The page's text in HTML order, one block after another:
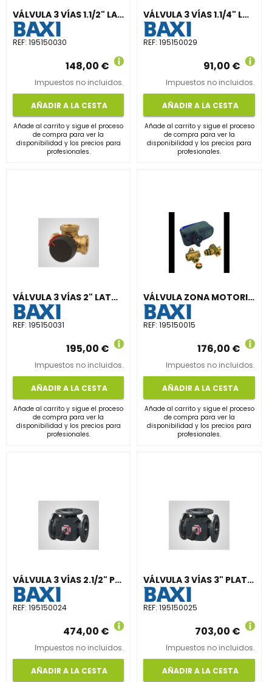
VÁLVULA 3 VÍAS 1.1/2" LATÓN ROSCA H
REF: 195150030
148,00 €
Impuestos no incluidos.
AÑADIR A LA CESTA
Añade al carrito y sigue el proceso
de compra para ver la
disponibilidad y los precios para
profesionales.
VÁLVULA 3 VÍAS 1.1/4" LATÓN ROSCA H
REF:195150029
91,00 €
Impuestos no incluidos.
AÑADIR A LA CESTA
Añade al carrito y sigue el proceso
de compra para ver la
disponibilidad y los precios para
profesionales.
VÁLVULA 3 VÍAS 2" LATÓN ROSCA H
REF: 195150031
195,00 €
Impuestos no incluidos.
AÑADIR A LA CESTA
Añade al carrito y sigue el proceso
de compra para ver la
disponibilidad y los precios para
profesionales.
VÁLVULA ZONA MOTORIZADO 3 Y 2 VÍAS 3/4''
REF:195150015
176,00 €
Impuestos no incluidos.
AÑADIR A LA CESTA
Añade al carrito y sigue el proceso
de compra para ver la
disponibilidad y los precios para
profesionales.
VÁLVULA 3 VÍAS 2.1/2" PLATINA ENTRADA
REF: 195150024
474,00 €
Impuestos no incluidos.
AÑADIR A LA CESTA
VÁLVULA 3 VÍAS 3" PLATINA ENTRADA
REF:195150025
703,00 €
Impuestos no incluidos.
AÑADIR A LA CESTA